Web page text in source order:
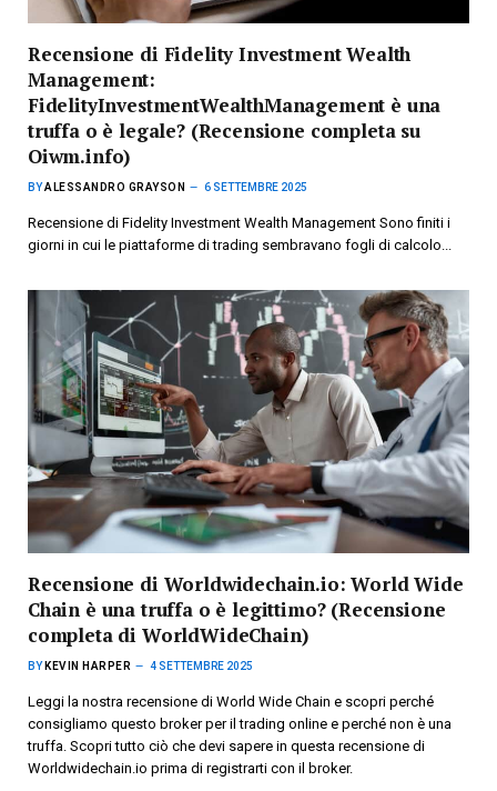
Recensione di Fidelity Investment Wealth
Management:
FidelityInvestmentWealthManagement è una
truffa o è legale? (Recensione completa su
Oiwm.info)
BYALESSANDRO GRAYSON 6 SETTEMBRE 2025
Recensione di Fidelity Investment Wealth Management Sono finiti i
giorni in cui le piattaforme di trading sembravano fogli di calcolo...
Recensione di Worldwidechain.io: World Wide
Chain è una truffa o è legittimo? (Recensione
completa di WorldWideChain)
BY KEVIN HARPER 4 SETTEMBRE 2025
Leggi la nostra recensione di World Wide Chain e scopri perché
consigliamo questo broker per il trading online e perché non è una
truffa. Scopri tutto ciò che devi sapere in questa recensione di
Worldwidechain.io prima di registrarti con il broker.